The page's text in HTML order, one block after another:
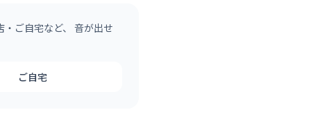
ご自宅など、 音が出せ
ご自宅